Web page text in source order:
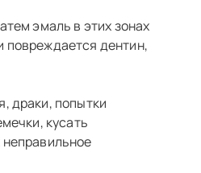
эмаль в этих зонах
повреждается дентин,
драки, попытки
кусать